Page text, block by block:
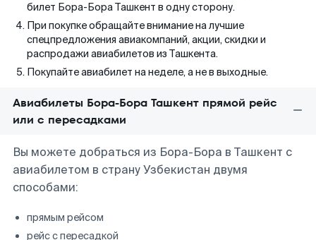
билет Бора-Бора Ташкент в одну сторону.
При покупке обращайте внимание на лучшие
спецпредложения авиакомпаний, акции, скидки и
распродажи авиабилетов из Ташкента.
Покупайте авиабилет на неделе, а не в выходные.
Авиабилеты Бора-Бора Ташкент прямой рейс
или с пересадками
Вы можете добраться из Бора-Бора в Ташкент с
авиабилетом в страну Узбекистан двумя
способами:
прямым рейсом
рейс с пересадкой